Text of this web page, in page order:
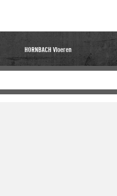
HORNBACH Vloeren